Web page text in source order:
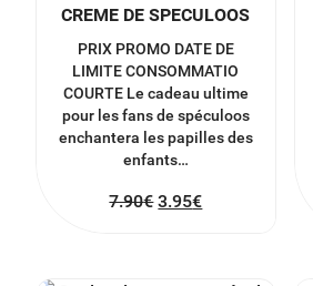
CREME DE SPECULOOS
PRIX PROMO DATE DE
LIMITE CONSOMMATIO
COURTE Le cadeau ultime
pour les fans de spéculoos
enchantera les papilles des
enfants…
7.90€ 3.95€